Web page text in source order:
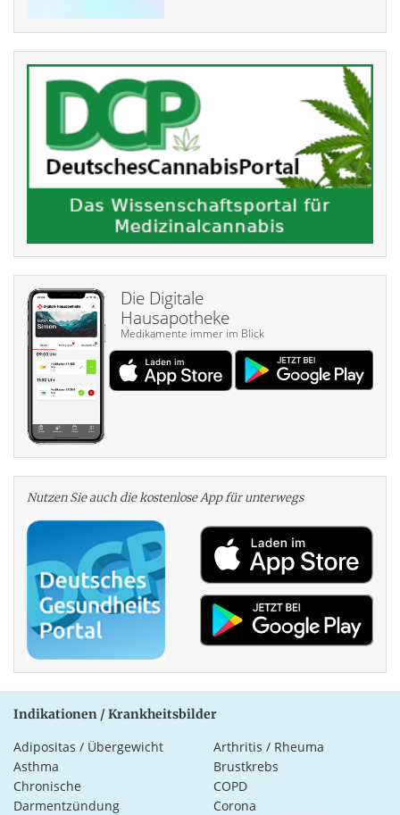
Die Digitale
Hausapotheke
Medikamente immer im Blick
Nutzen Sie auch die kosten­lose App für unterwegs
Indikationen / Krankheitsbilder
Adipositas / Übergewicht
Arthritis / Rheuma
Asthma
Brustkrebs
Chronische
Darmentzündung
COPD
Corona